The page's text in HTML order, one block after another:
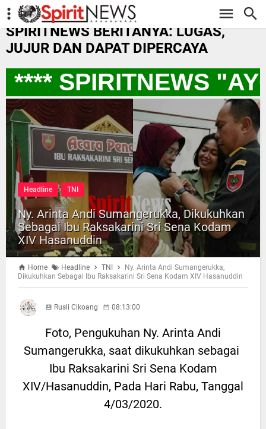
-->
SPIRITNEWS BERITANYA: LUGAS,
JUJUR DAN DAPAT DIPERCAYA
SPIRITNEWS "AYO
Headline TNI
Ny. Arinta Andi Sumangerukka, Dikukuhkan
Sebagai Ibu Raksakarini Sri Sena Kodam
XIV Hasanuddin
Home Headline TNI
Ny. Arinta Andi Sumangerukka,
Dikukuhkan Sebagai Ibu Raksakarini Sri Sena Kodam XIV Hasanuddin
Rusli Cikoang 08:13:00
Foto, Pengukuhan Ny. Arinta Andi
Sumangerukka, saat dikukuhkan sebagai
Ibu Raksakarini Sri Sena Kodam
XIV/Hasanuddin, Pada Hari Rabu, Tanggal
4/03/2020.